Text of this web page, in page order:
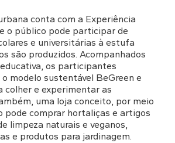
conta com a Experiência
o público pode participar de
e universitárias à estufa
são produzidos. Acompanhados
os participantes
modelo sustentável BeGreen e
colher e experimentar as
uma loja conceito, por meio
pode comprar hortaliças e artigos
limpeza naturais e veganos,
e produtos para jardinagem.